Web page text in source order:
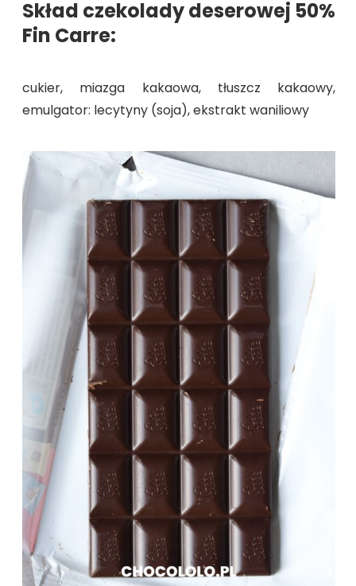
Skład czekolady deserowej 50%
Fin Carre:
cukier, miazga kakaowa, tłuszcz kakaowy,
emulgator: lecytyny (soja), ekstrakt waniliowy